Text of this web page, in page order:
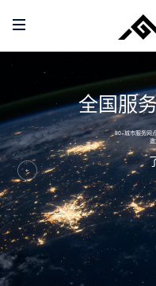
多
客
进
销
存
软
件
产品
服务支持
合作加盟
关于我们
联系我们
全国服
80+城市服务网